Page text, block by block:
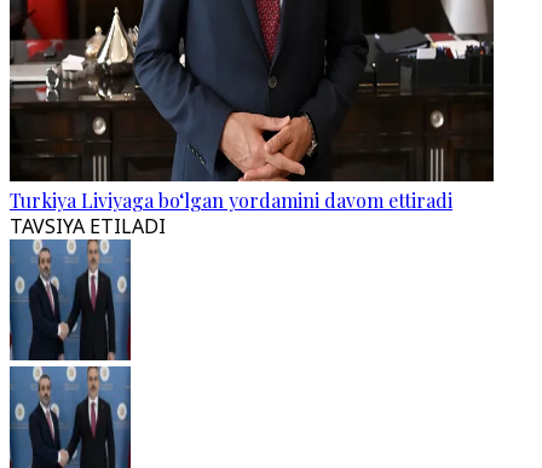
Turkiya Liviyaga bo‘lgan yordamini davom ettiradi
TAVSIYA ETILADI